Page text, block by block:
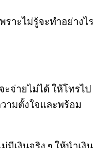
าะไม่รู้จะทำอย่างไร
ะจ่ายไม่ได้ ให้โทรไป
ามตั้งใจและพร้อม